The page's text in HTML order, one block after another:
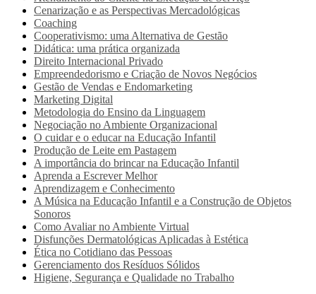
Cenarização e as Perspectivas Mercadológicas
Coaching
Cooperativismo: uma Alternativa de Gestão
Didática: uma prática organizada
Direito Internacional Privado
Empreendedorismo e Criação de Novos Negócios
Gestão de Vendas e Endomarketing
Marketing Digital
Metodologia do Ensino da Linguagem
Negociação no Ambiente Organizacional
O cuidar e o educar na Educação Infantil
Produção de Leite em Pastagem
A importância do brincar na Educação Infantil
Aprenda a Escrever Melhor
Aprendizagem e Conhecimento
A Música na Educação Infantil e a Construção de Objetos
Sonoros
Como Avaliar no Ambiente Virtual
Disfunções Dermatológicas Aplicadas à Estética
Ética no Cotidiano das Pessoas
Gerenciamento dos Resíduos Sólidos
Higiene, Segurança e Qualidade no Trabalho